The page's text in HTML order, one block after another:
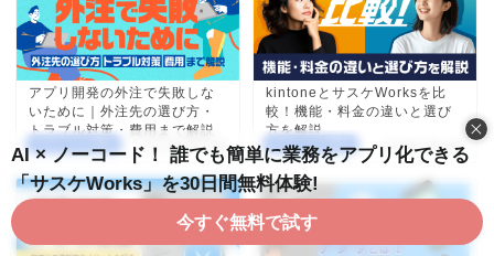
アプリ開発の外注で失敗しな
いために｜外注先の選び方・
トラブル対策・費用まで解説
2026年5月26日 アプリ・ツール選び
kintoneとサスケWorksを比
較！機能・料金の違いと選び
方を解説
2026年5月26日
AI × ノーコード！ 誰でも簡単に業務をアプリ化できる
「サスケWorks」を30日間無料体験!
今すぐ無料で試す